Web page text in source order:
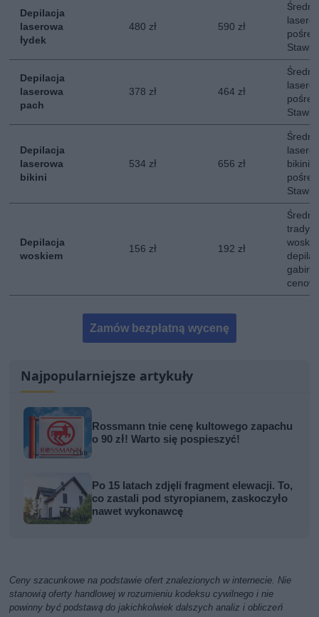
Depilacja
laserowa
łydek
480 zł 590 zł
Średni
Depilacja
laserowa
pach
378 zł 464 zł
Średni
Depilacja
laserowa
bikini
534 zł 656 zł
Średni
bikini.
Depilacja
woskiem
156 zł 192 zł
Średni
Zamów bezpłatną wycenę
Najpopularniejsze artykuły
Rossmann tnie cenę kultowego zapachu
o 90 zł! Warto się pospieszyć!
Po 15 latach zdjęli fragment elewacji. To,
co zastali pod styropianem, zaskoczyło
nawet wykonawcę
Ceny szacunkowe na podstawie ofert znalezionych w internecie. Nie
stanowią oferty handlowej w rozumieniu kodeksu cywilnego i nie
powinny być podstawą do jakichkolwiek dalszych analiz i obliczeń